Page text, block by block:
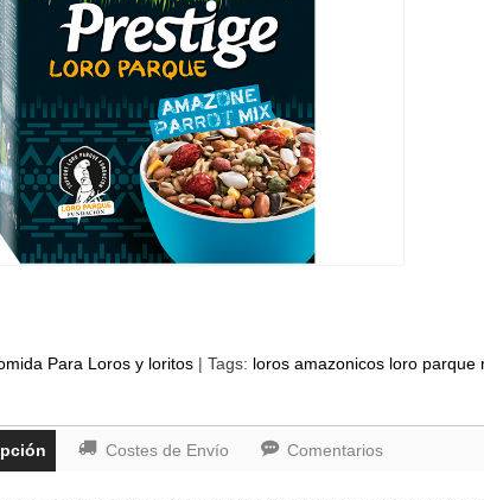
Para Loros y loritos| Tags: loros amazonicos loro parque
Costes de Envío Comentarios